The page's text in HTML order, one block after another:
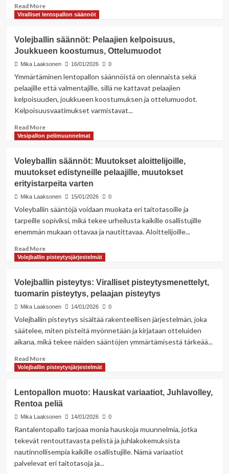
Read MoreRead
more
pisteytys:
Pisteytys
eri
ikäryhmille,
eri
taitotasoille,
Pisteytys
sukupuolille
Viralliset lentopallon säännöt
Volejballin säännöt: Pelaajien kelpoisuus,
Joukkueen koostumus, Ottelumuodot
Mika Laaksonen 16/01/2026 0
Ymmärtäminen lentopallon säännöistä on olennaista sekä
pelaajille että valmentajille, sillä ne kattavat pelaajien
kelpoisuuden, joukkueen koostumuksen ja ottelumuodot.
Kelpoisuusvaatimukset varmistavat...
Read MoreRead
more
säännöt:
Pelaajien
kelpoisuus,
Joukkueen
Ottelumuodot
Vesipallon pelimuunnelmat
Voleyballin säännöt: Muutokset aloittelijoille,
muutokset edistyneille pelaajille, muutokset
erityistarpeita varten
Mika Laaksonen 15/01/2026 0
Voleyballin sääntöjä voidaan muokata eri taitotasoille ja
tarpeille sopiviksi, mikä tekee urheilusta kaikille osallistujille
enemmän mukaan ottavaa ja nautittavaa. Aloittelijoille...
Read MoreRead
more
säännöt:
Muutokset
aloittelijoille,
muutokset
edistyneille
pelaajille,
muutokset
varten
Volejballin pisteytysjärjestelmät
Volejballin pisteytys: Viralliset pisteytysmenettelyt,
tuomarin pisteytys, pelaajan pisteytys
Mika Laaksonen 14/01/2026 0
Volejballin pisteytys sisältää rakenteellisen järjestelmän, joka
säätelee, miten pisteitä myönnetään ja kirjataan otteluiden
aikana, mikä tekee näiden sääntöjen ymmärtämisestä tärkeää...
Read MoreRead
more
pisteytys:
Viralliset
pisteytysmenettelyt,
tuomarin
pisteytys,
pelaajan
pisteytys
Volejballin pisteytysjärjestelmät
Lentopallon muoto: Hauskat variaatiot, Juhlavolley,
Rentoa peliä
Mika Laaksonen 14/01/2026 0
Rantalentopallo tarjoaa monia hauskoja muunnelmia, jotka
tekevät rentouttavasta pelistä ja juhlakokemuksista
nautinnollisempia kaikille osallistujille. Nämä variaatiot
palvelevat eri taitotasoja ja...